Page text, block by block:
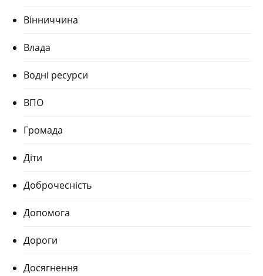
Вінниччина
Влада
Водні ресурси
ВПО
Громада
Діти
Доброчесність
Допомога
Дороги
Досягнення